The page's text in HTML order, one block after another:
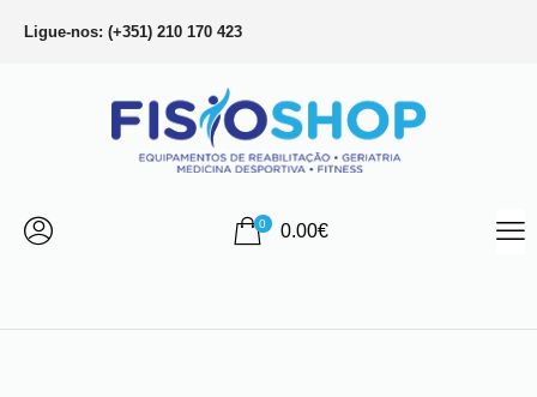
Ligue-nos: (+351) 210 170 423
0 0.00€